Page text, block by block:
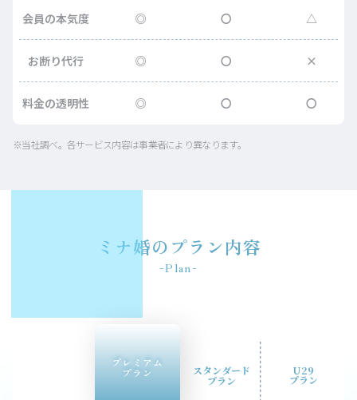
会員の本気度 ◎ 〇 △
お断り代行 ◎ 〇 ×
料金の透明性 ◎ 〇 〇
※当社調べ。各サービス内容は事業者により異なります。
ミナ婚のプラン内容
Plan
プレミアム
プラン スタンダード
プラン
U29
プラン